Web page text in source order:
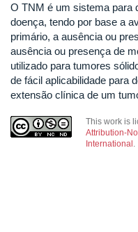
O TNM é um sistema para
doença, tendo por base a
primário, a ausência ou
ausência ou presença de
utilizado para tumores
de fácil aplicabilidade para
extensão clínica de um
This work is
Attribution-
International .